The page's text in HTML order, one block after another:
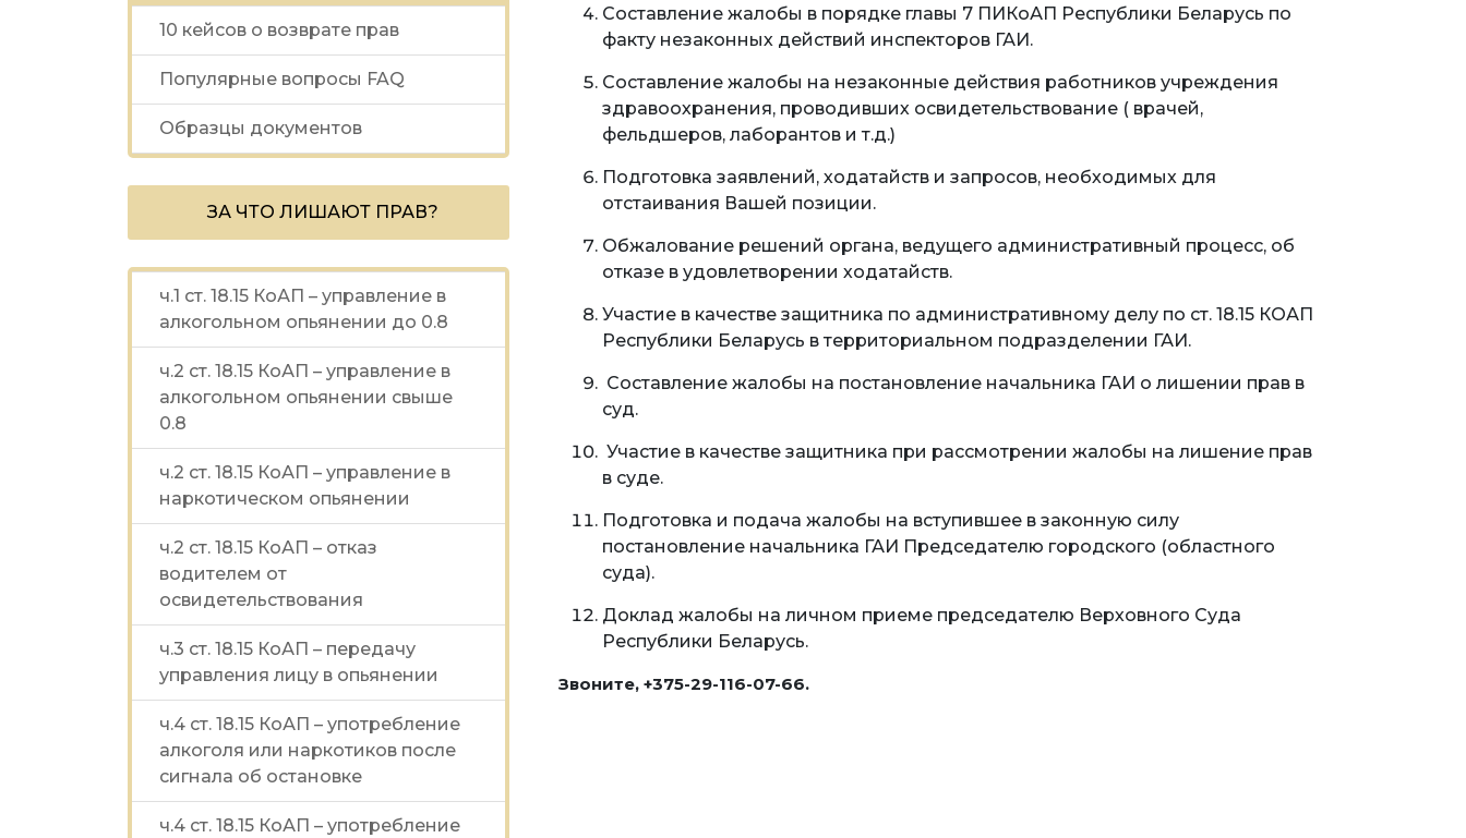
10 кейсов о возврате прав
Популярные вопросы FAQ
Образцы документов
ЗА ЧТО ЛИШАЮТ ПРАВ?
ч.1 ст. 18.15 КоАП – управление в
алкогольном опьянении до 0.8
ч.2 ст. 18.15 КоАП – управление в
алкогольном опьянении свыше
0.8
ч.2 ст. 18.15 КоАП – управление в
наркотическом опьянении
ч.2 ст. 18.15 КоАП – отказ
водителем от
освидетельствования
ч.3 ст. 18.15 КоАП – передачу
управления лицу в опьянении
ч.4 ст. 18.15 КоАП – употребление
алкоголя или наркотиков после
сигнала об остановке
ч.4 ст. 18.15 КоАП – употребление
Составление жалобы в порядке главы 7 ПИКоАП Республики Беларусь по
факту незаконных действий инспекторов ГАИ.
Составление жалобы на незаконные действия работников учреждения
здравоохранения, проводивших освидетельствование ( врачей,
фельдшеров, лаборантов и т.д.)
Подготовка заявлений, ходатайств и запросов, необходимых для
отстаивания Вашей позиции.
Обжалование решений органа, ведущего административный процесс, об
отказе в удовлетворении ходатайств.
Участие в качестве защитника по административному делу по ст. 18.15 КОАП
Республики Беларусь в территориальном подразделении ГАИ.
Составление жалобы на постановление начальника ГАИ о лишении прав в
суд.
Участие в качестве защитника при рассмотрении жалобы на лишение прав
в суде.
Подготовка и подача жалобы на вступившее в законную силу
постановление начальника ГАИ Председателю городского (областного
суда).
Доклад жалобы на личном приеме председателю Верховного Суда
Республики Беларусь.
Звоните, +375-29-116-07-66.